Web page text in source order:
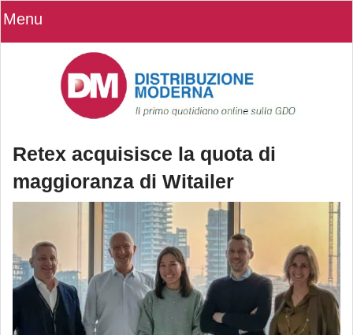
Menu
Retex acquisisce la quota di
maggioranza di Witailer